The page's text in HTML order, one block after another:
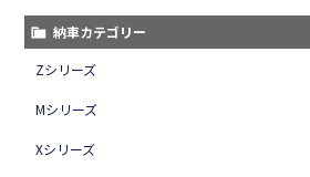
納車カテゴリー
Zシリーズ
Mシリーズ
Xシリーズ